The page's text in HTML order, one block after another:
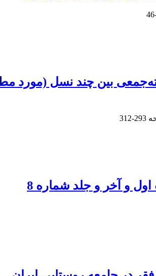
بین چند نسل (مورد
293-312
و آخر و جلد شماره 8